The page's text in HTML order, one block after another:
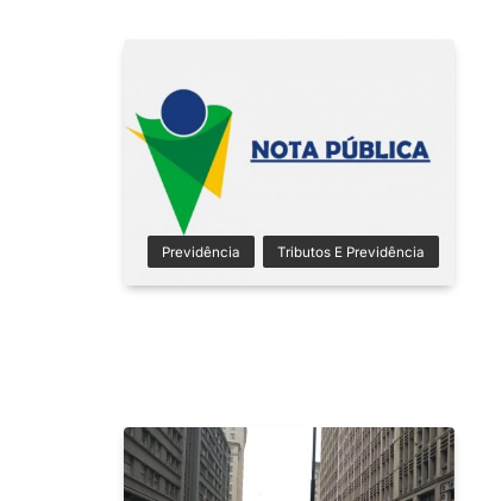
Previdência Tributos E Previdência